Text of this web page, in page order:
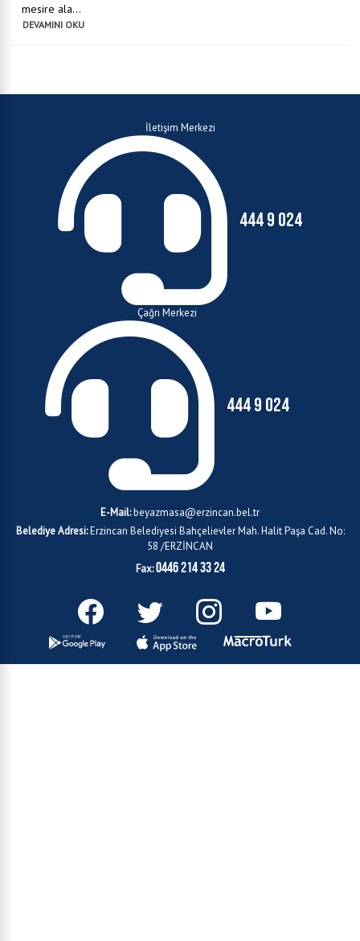
mesire ala...
DEVAMINI OKU
İletişim Merkezi
444 9 024
Çağrı Merkezi
444 9 024
E-Mail:beyazmasa@erzincan.bel.tr
Belediye Adresi:Erzincan Belediyesi Bahçelievler Mah. Halit Paşa Cad. No:
58 /ERZİNCAN
Fax:0446 214 33 24